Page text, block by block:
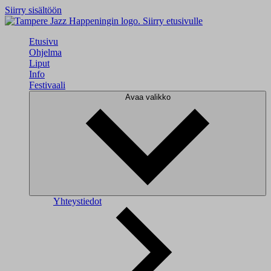
Siirry sisältöön
Siirry etusivulle
Etusivu
Ohjelma
Liput
Info
Festivaali
Avaa valikko
Yhteystiedot